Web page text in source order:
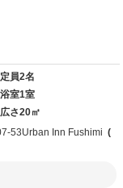
定員2名
浴室1室
広さ20㎡
53Urban Inn Fushimi